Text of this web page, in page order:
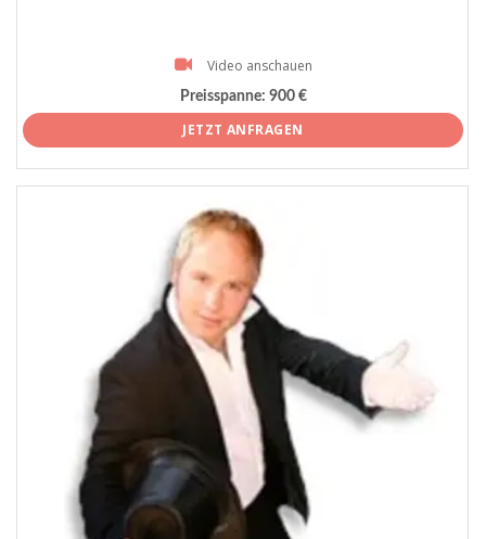
Video anschauen
Preisspanne: 900 €
JETZT ANFRAGEN